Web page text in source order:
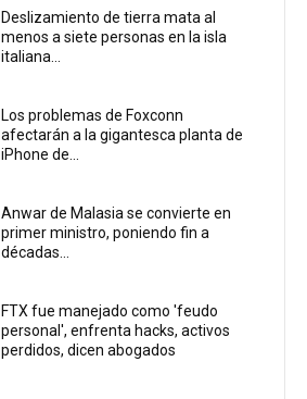
Deslizamiento de tierra mata al
menos a siete personas en la isla
italiana...
Los problemas de Foxconn
afectarán a la gigantesca planta de
iPhone de...
Anwar de Malasia se convierte en
primer ministro, poniendo fin a
décadas...
FTX fue manejado como 'feudo
personal', enfrenta hacks, activos
perdidos, dicen abogados